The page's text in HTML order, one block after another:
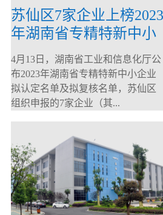
苏仙区7家企业上榜2023
年湖南省专精特新中小
企业
4月13日，湖南省工业和信息化厅公
布2023年湖南省专精特新中小企业
拟认定名单及拟复核名单，苏仙区
组织申报的7家企业（其...